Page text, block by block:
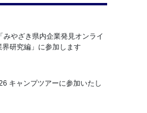
みやざき県内企業発見オンライ
界研究編」に参加します
キャンプツアーに参加いたし